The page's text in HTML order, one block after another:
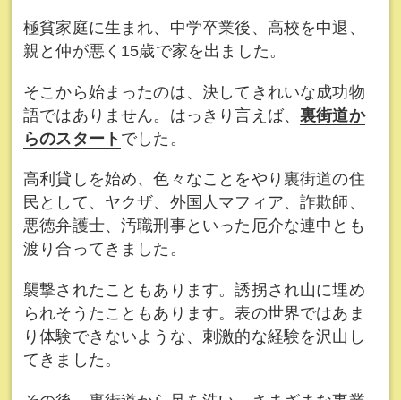
極貧家庭に生まれ、中学卒業後、高校を中退、
親と仲が悪く15歳で家を出ました。
そこから始まったのは、決してきれいな成功物
語ではありません。はっきり言えば、裏街道か
らのスタート でした。
高利貸しを始め、色々なことをやり裏街道の住
民として、ヤクザ、外国人マフィア、詐欺師、
悪徳弁護士、汚職刑事といった厄介な連中とも
渡り合ってきました。
襲撃されたこともあります。誘拐され山に埋め
られそうたこともあります。表の世界ではあま
り体験できないような、刺激的な経験を沢山し
てきました。